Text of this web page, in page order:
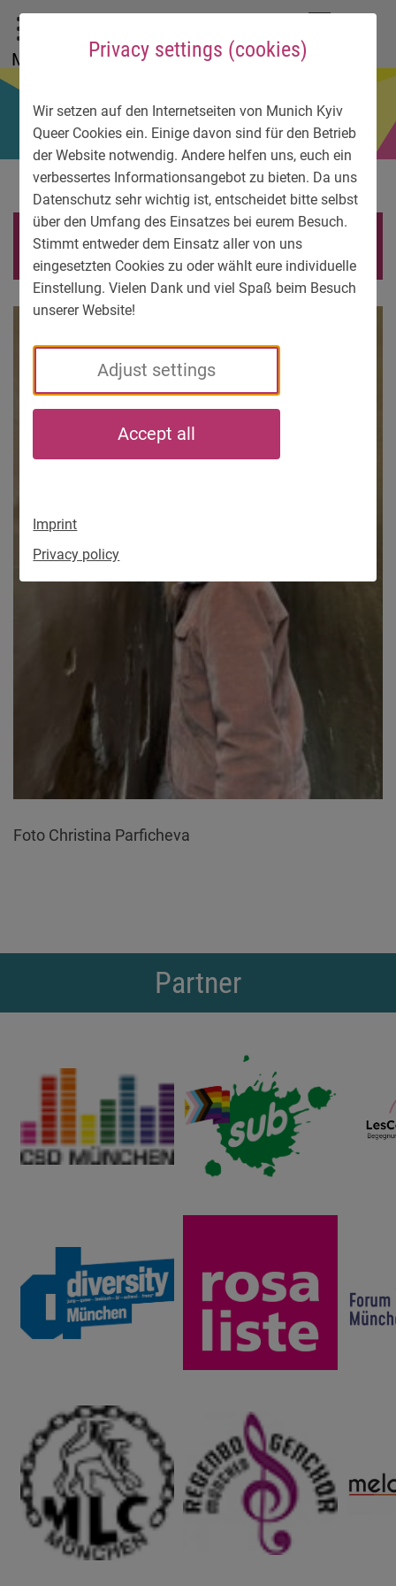
Privacy settings (cookies)
Wir setzen auf den Internetseiten von Munich Kyiv
Queer Cookies ein. Einige davon sind für den Betrieb
der Website notwendig. Andere helfen uns, euch ein
verbessertes Informationsangebot zu bieten. Da uns
Datenschutz sehr wichtig ist, entscheidet bitte selbst
über den Umfang des Einsatzes bei eurem Besuch.
Stimmt entweder dem Einsatz aller von uns
eingesetzten Cookies zu oder wählt eure individuelle
Einstellung. Vielen Dank und viel Spaß beim Besuch
unserer Website!
Adjust settings
Accept all
Imprint
Privacy policy
To main menu
To language menu
To search
To content
To service information
Menu
Foto Christina Parficheva
Foto Christina Parficheva
Partner